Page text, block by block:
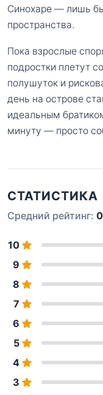
Синохаре — лишь бы
пространства.
Пока взрослые
подростки плетут
полушуток и
день на острове
идеальным
минуту — просто
СТАТИСТИКА
Средний рейтинг:
10
9
8
7
6
5
4
3